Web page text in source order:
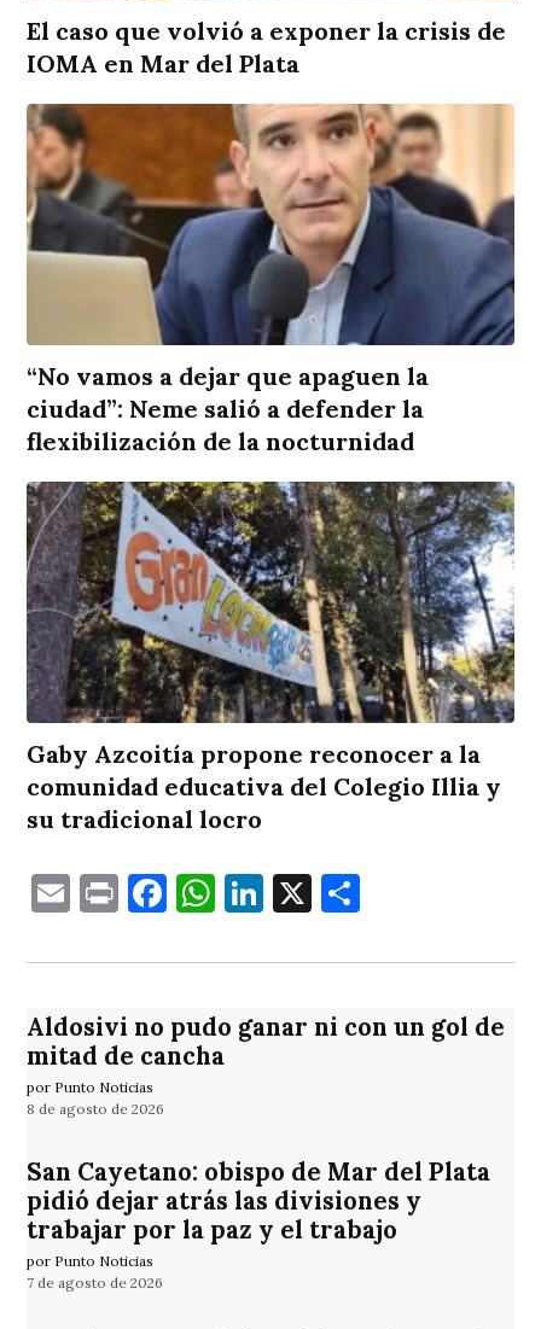
El caso que volvió a exponer la crisis de
IOMA en Mar del Plata
“No vamos a dejar que apaguen la
ciudad”: Neme salió a defender la
flexibilización de la nocturnidad
Gaby Azcoitía propone reconocer a la
comunidad educativa del Colegio Illia y
su tradicional locro
EmailPrintFacebook
WhatsApp
LinkedIn
X
Aldosivi no pudo ganar ni con un gol de
mitad de cancha
por Punto Noticias
8 de agosto de 2026
San Cayetano: obispo de Mar del Plata
pidió dejar atrás las divisiones y
trabajar por la paz y el trabajo
por Punto Noticias
7 de agosto de 2026